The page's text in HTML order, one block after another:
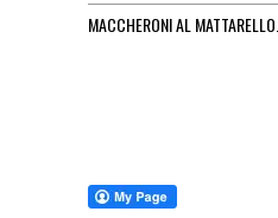
MACCHERONI AL MATTARELLO….